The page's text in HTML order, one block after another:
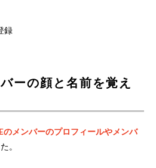
録
ーの顔と名前を覚え
のメンバーのプロフィールやメンバ
。